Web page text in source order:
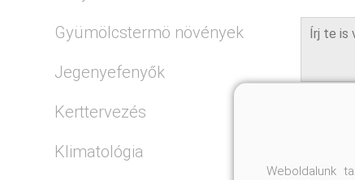
Gyümölcstermö növények
Jegenyefenyők
Kerttervezés
Klimatológia
Weboldalunk